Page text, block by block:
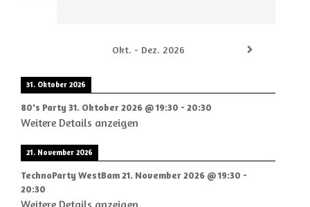
Okt. - Dez. 2026
31. Oktober 2026
80's Party31. Oktober 2026 @19:30 - 20:30
Weitere Details anzeigen
21. November 2026
TechnoParty WestBam21. November 2026 @19:30 -
20:30